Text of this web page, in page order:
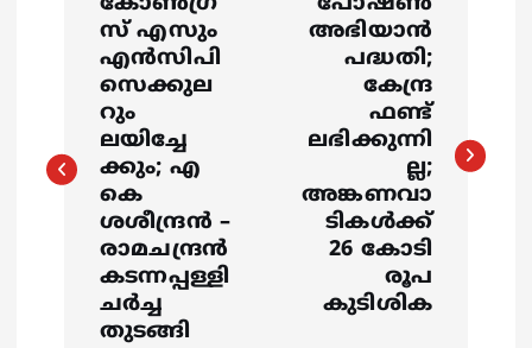
t
സ് എസും
എന്‍സിപി
സെക്കുല
റും
ലയിച്ചേ
ക്കും; എ
കെ
ശശീന്ദ്രന്‍ –
രാമചന്ദ്രന്‍
കടന്നപ്പള്ളി
ചര്‍ച്ച
തുടങ്ങി
അഭിയാന്‍
പദ്ധതി;
കേന്ദ്ര
ഫണ്ട്
ലഭിക്കുന്നി
ല്ല;
അങ്കണവാ
ടികള്‍ക്ക്
26 കോടി
രൂപ
കുടിശിക